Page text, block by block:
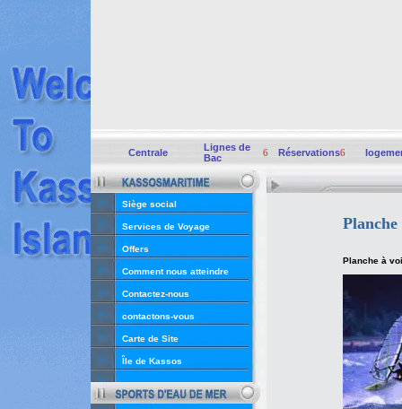
Centrale
Lignes de
Bac
6 Réservations6
Siège social
Planche
Planche à
Services de Voyage
Offers
Comment nous atteindre
Contactez-nous
contactons-vous
Carte de Site
Île de Kassos